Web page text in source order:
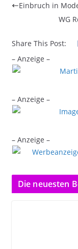
Einbruch in
WG
Share This Post:
– Anzeige –
– Anzeige –
– Anzeige –
Die neuesten